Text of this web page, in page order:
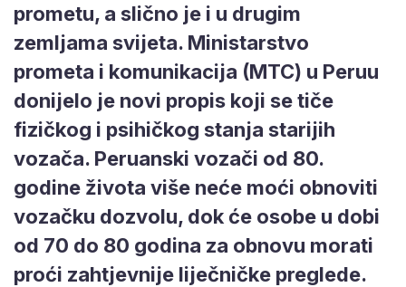
prometu, a slično je i u drugim
zemljama svijeta. Ministarstvo
prometa i komunikacija (MTC) u Peruu
donijelo je novi propis koji se tiče
fizičkog i psihičkog stanja starijih
vozača. Peruanski vozači od 80.
godine života više neće moći obnoviti
vozačku dozvolu, dok će osobe u dobi
od 70 do 80 godina za obnovu morati
proći zahtjevnije liječničke preglede.